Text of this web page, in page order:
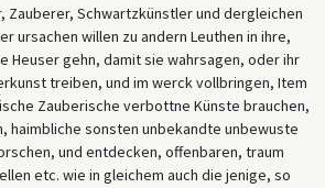
Zauberer, Schwartzkünstler und dergleichen
ursachen willen zu andern Leuthen in ihre,
Heuser gehn, damit sie wahrsagen, oder ihr
treiben, und im werck vollbringen, Item
Zauberische verbottne Künste brauchen,
haimbliche sonsten unbekandte unbewuste
und entdecken, offenbaren, traum
etc. wie in gleichem auch die jenige, so